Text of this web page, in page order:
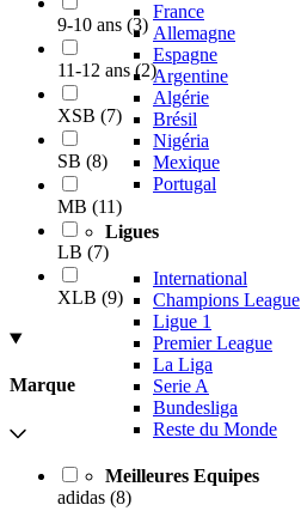
France
Allemagne
Espagne
Argentine
Algérie
Brésil
Nigéria
Mexique
Portugal
Ligues
International
Champions League
Ligue 1
Premier League
La Liga
Serie A
Bundesliga
Reste du Monde
Meilleures Equipes
9-10 ans (3)
11-12 ans (2)
XSB (7)
SB (8)
MB (11)
LB (7)
XLB (9)
Marque
adidas (8)